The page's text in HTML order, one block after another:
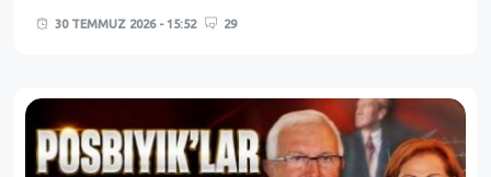
30 TEMMUZ 2026 - 15:52 29